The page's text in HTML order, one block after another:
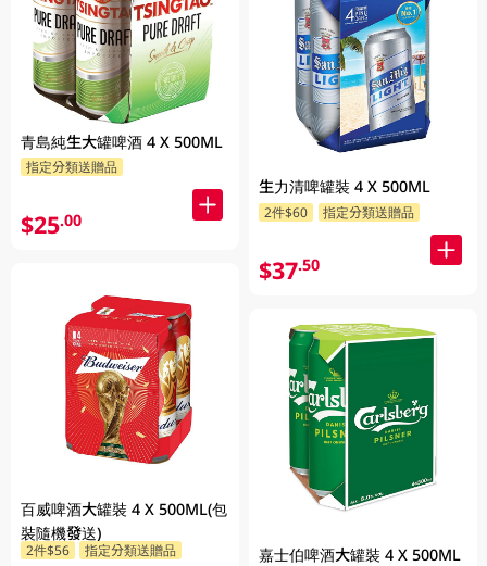
青島純生大罐啤酒 4 X 500ML
指定分類送贈品
$25.00
百威啤酒大罐裝 4 X 500ML(包
裝隨機發送)
2件$56 指定分類送贈品
生力清啤罐裝 4 X 500ML
2件$60 指定分類送贈品
$37.50
嘉士伯啤酒大罐裝 4 X 500ML